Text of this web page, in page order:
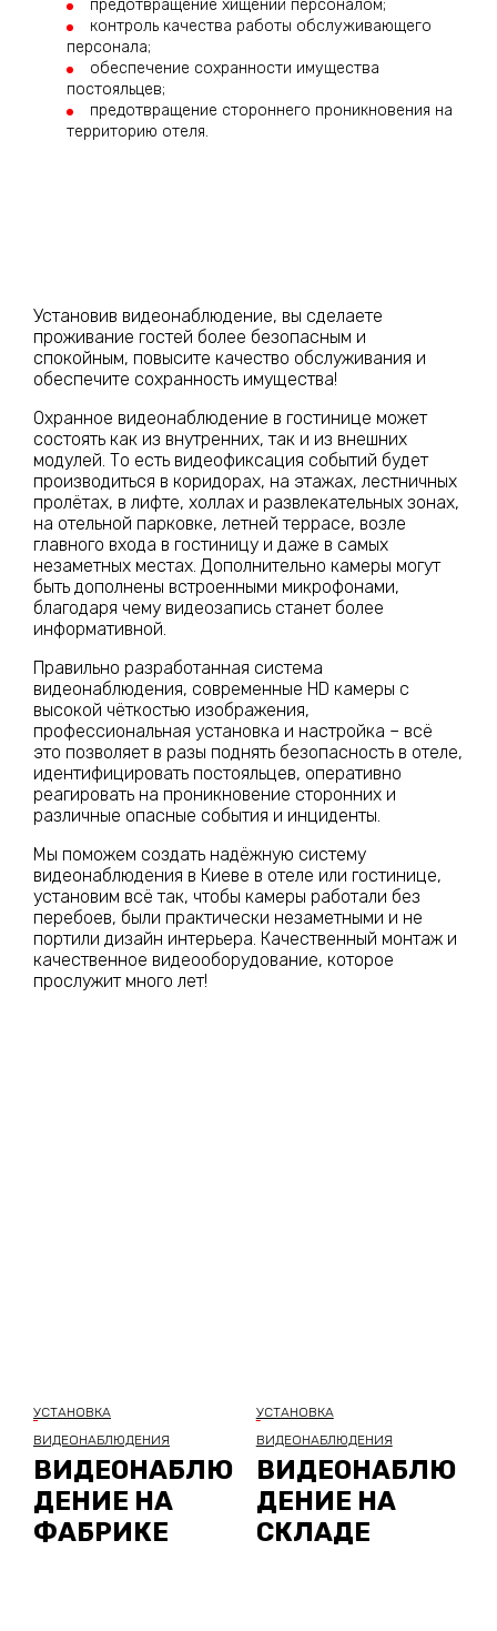
предотвращение хищений персоналом;
контроль качества работы обслуживающего
персонала;
обеспечение сохранности имущества
постояльцев;
предотвращение стороннего проникновения на
территорию отеля.
Установив видеонаблюдение, вы сделаете
проживание гостей более безопасным и
спокойным, повысите качество обслуживания и
обеспечите сохранность имущества!
Охранное видеонаблюдение в гостинице может
состоять как из внутренних, так и из внешних
модулей. То есть видеофиксация событий будет
производиться в коридорах, на этажах, лестничных
пролётах, в лифте, холлах и развлекательных зонах,
на отельной парковке, летней террасе, возле
главного входа в гостиницу и даже в самых
незаметных местах. Дополнительно камеры могут
быть дополнены встроенными микрофонами,
благодаря чему видеозапись станет более
информативной.
Правильно разработанная система
видеонаблюдения, современные HD камеры с
высокой чёткостью изображения,
профессиональная установка и настройка – всё
это позволяет в разы поднять безопасность в отеле,
идентифицировать постояльцев, оперативно
реагировать на проникновение сторонних и
различные опасные события и инциденты.
Мы поможем создать надёжную систему
видеонаблюдения в Киеве в отеле или гостинице,
установим всё так, чтобы камеры работали без
перебоев, были практически незаметными и не
портили дизайн интерьера. Качественный монтаж и
качественное видеооборудование, которое
прослужит много лет!
УСТАНОВКА
ВИДЕОНАБЛЮДЕНИЯ
ВИДЕОНАБЛЮ
ДЕНИЕ НА
ФАБРИКЕ
УСТАНОВКА
ВИДЕОНАБЛЮДЕНИЯ
ВИДЕОНАБЛЮ
ДЕНИЕ НА
СКЛАДЕ